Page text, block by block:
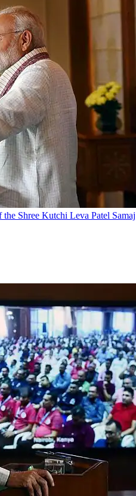
the Shree Kutchi Leva Patel